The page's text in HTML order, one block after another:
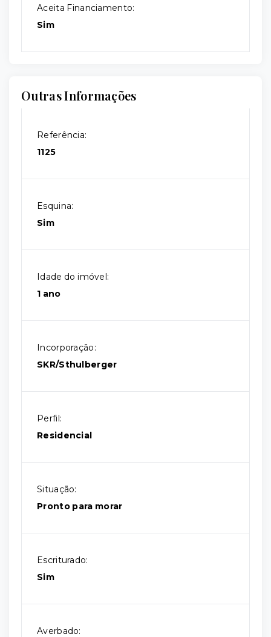
Aceita Financiamento:
Sim
Outras Informações
Referência:
1125
Esquina:
Sim
Idade do imóvel:
1 ano
Incorporação:
SKR/Sthulberger
Perfil:
Residencial
Situação:
Pronto para morar
Escriturado:
Sim
Averbado: